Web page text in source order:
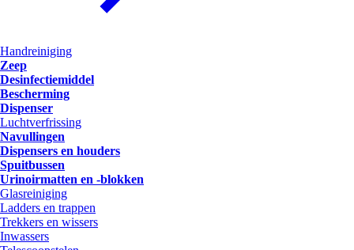
Handreiniging
Zeep
Desinfectiemiddel
Bescherming
Dispenser
Luchtverfrissing
Navullingen
Dispensers en houders
Spuitbussen
Urinoirmatten en -blokken
Glasreiniging
Ladders en trappen
Trekkers en wissers
Inwassers